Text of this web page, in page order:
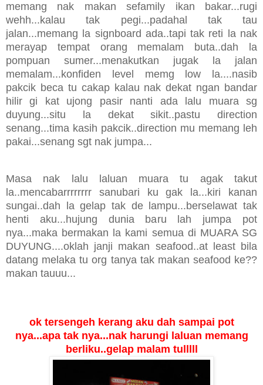
memang nak makan sefamily ikan bakar...rugi
wehh...kalau tak pegi...padahal tak tau
jalan...memang la signboard ada..tapi tak reti la nak
merayap tempat orang memalam buta..dah la
pompuan sumer...menakutkan jugak la jalan
memalam...konfiden level memg low la....nasib
pakcik beca tu cakap kalau nak dekat ngan bandar
hilir gi kat ujong pasir nanti ada lalu muara sg
duyung...situ la dekat sikit..pastu direction
senang...tima kasih pakcik..direction mu memang leh
pakai...senang sgt nak jumpa...
Masa nak lalu laluan muara tu agak takut
la..mencabarrrrrrrr sanubari ku gak la...kiri kanan
sungai..dah la gelap tak de lampu...berselawat tak
henti aku...hujung dunia baru lah jumpa pot
nya...maka bermakan la kami semua di MUARA SG
DUYUNG....oklah janji makan seafood..at least bila
datang melaka tu org tanya tak makan seafood ke??
makan tauuu...
ok tersengeh kerang aku dah sampai pot
nya...apa tak nya...nak harungi laluan memang
berliku..gelap malam tulllll